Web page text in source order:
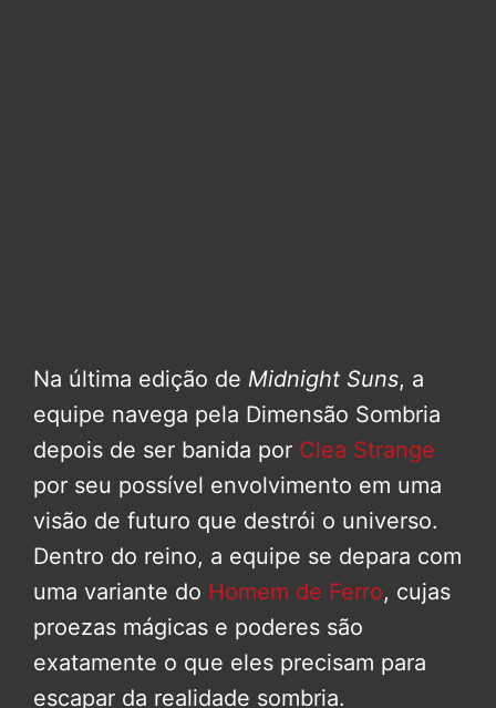
Na última edição de Midnight Suns, a
equipe navega pela Dimensão Sombria
depois de ser banida por Clea Strange
por seu possível envolvimento em uma
visão de futuro que destrói o universo.
Dentro do reino, a equipe se depara com
uma variante do Homem de Ferro, cujas
proezas mágicas e poderes são
exatamente o que eles precisam para
escapar da realidade sombria.